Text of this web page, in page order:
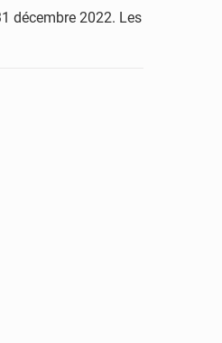
décembre 2022. Les